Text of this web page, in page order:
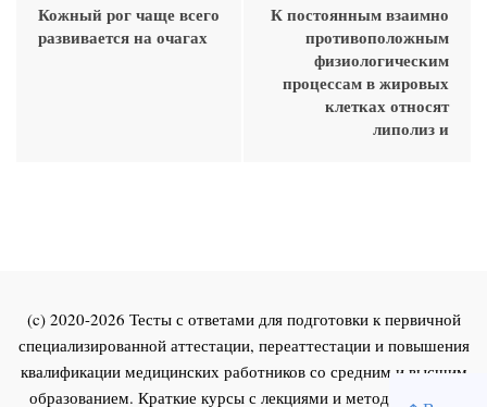
Кожный рог чаще всего
развивается на очагах
К постоянным взаимно
противоположным
физиологическим
процессам в жировых
клетках относят
липолиз и
(c) 2020-2026 Тесты с ответами для подготовки к первичной
специализированной аттестации, переаттестации и повышения
квалификации медицинских работников со средним и высшим
образованием. Краткие курсы с лекциями и методическими